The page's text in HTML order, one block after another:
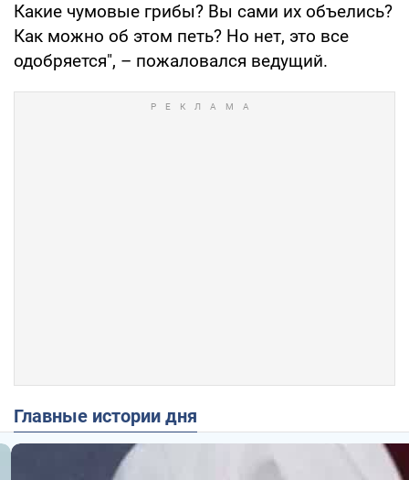
Какие чумовые грибы? Вы сами их объелись?
Как можно об этом петь? Но нет, это все
одобряется", – пожаловался ведущий.
Главные истории дня